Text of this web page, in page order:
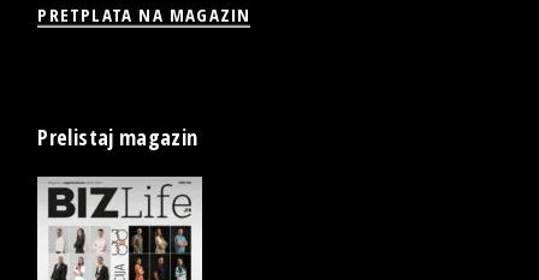
PRETPLATA NA MAGAZIN
Prelistaj magazin